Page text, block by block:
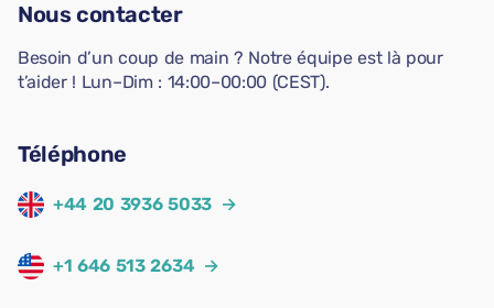
Nous contacter
Besoin d’un coup de main ? Notre équipe est là pour
t’aider ! Lun–Dim : 14:00–00:00 (CEST).
Téléphone
+44 20 3936 5033 →
+1 646 513 2634 →